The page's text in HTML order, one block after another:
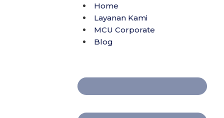
Home
Layanan Kami
MCU Corporate
Blog